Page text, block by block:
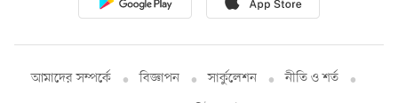
আমাদের সম্পর্কে বিজ্ঞাপন সার্কুলেশন
নীতি ও শর্ত